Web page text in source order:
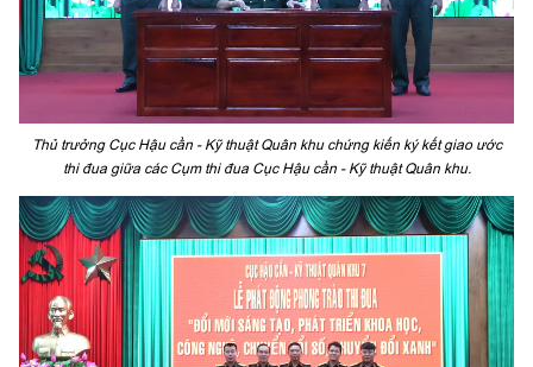
Thủ trưởng Cục Hậu cần - Kỹ thuật Quân khu chứng kiến ký kết giao ước
thi đua giữa các Cụm thi đua Cục Hậu cần - Kỹ thuật Quân khu.